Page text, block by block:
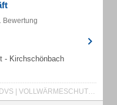
Bewertung
- Kirchschönbach
WASSERSCHADENBESEITIGUNG | WDVS | VOLLWÄRMESCHUTZ | VERPUTZERGESCHÄFT | TROCKENBAU | TAPEZIERARBEITEN | MALERGESCHÄFT | MALERARBEITEN | LACKIERARBEITEN | INNENRAUMGESTALTUNG | INNEN- AUSSENPUTZ | GERÜSTBAU | FASSADENSANIERUNG | FASSADENARBEIT | BAUSANIERUNG | ALTBAUSANIERUNG